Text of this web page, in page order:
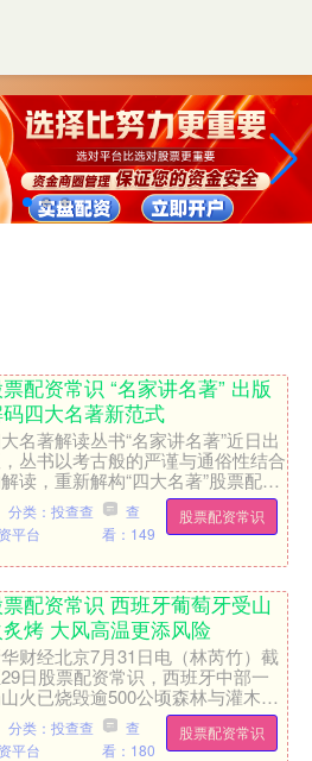
票配资常识 “名家讲名著” 出版
四大名著新范式
名著解读丛书“名家讲名著”近日出
丛书以考古般的严谨与通俗性结合
读，重新解构“四大名著”股票配资
识，那些曾被视为神话符号的角色突
了历史的温度，带....股票配资常识
分类：投查查
平台
查
看：149
票配资常识 西班牙葡萄牙受山
烤 大风高温更添风险
财经北京7月31日电（林芮竹）截
日股票配资常识，西班牙中部一
火已烧毁逾500公顷森林与灌木
。同属伊比利亚半岛的邻国葡萄牙截
日仍有多处山火。....股票配资常识
分类：投查查
平台
查
看：180